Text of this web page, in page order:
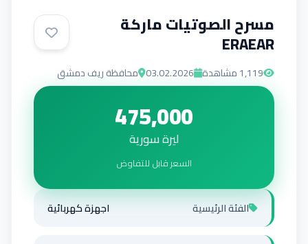
مسرح الصوتيات ماركة
ERAEAR
1,119مشاهدة 03.02.2026 محافظة ريف دمشق
475,000
ليرة سورية
السعر قابل للتفاوض
الفئة الرئيسية اجهزة كهربائية